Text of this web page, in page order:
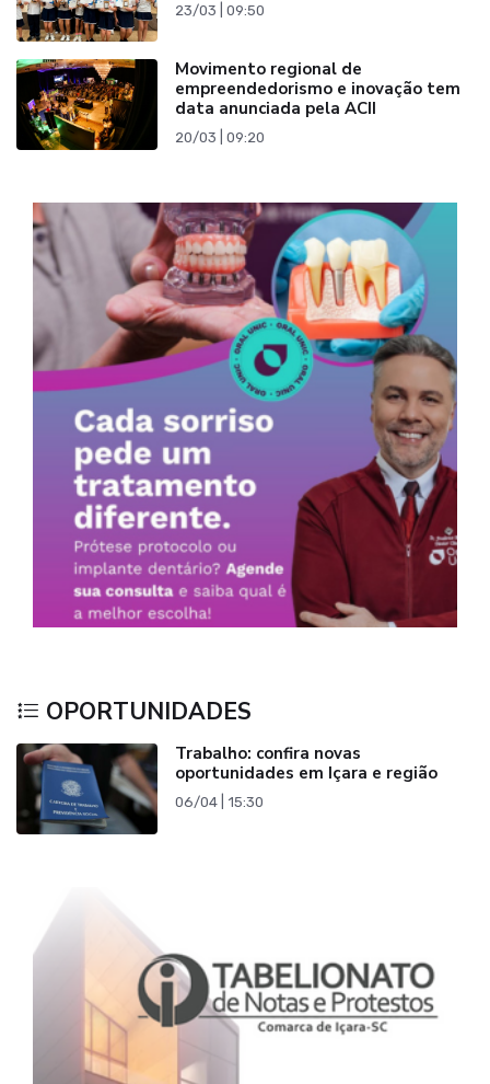
23/03 | 09:50
Movimento regional de
empreendedorismo e inovação tem
data anunciada pela ACII
20/03 | 09:20
OPORTUNIDADES
Trabalho: confira novas
oportunidades em Içara e região
06/04 | 15:30